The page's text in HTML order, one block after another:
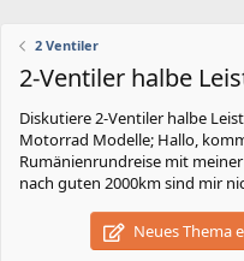
2 Ventiler
2-Ventiler halbe
Diskutiere2-Ventiler halbe
Motorrad Modelle; Hallo,
Rumänienrundreise mit
nach guten 2000km sind mir
Neues Thema